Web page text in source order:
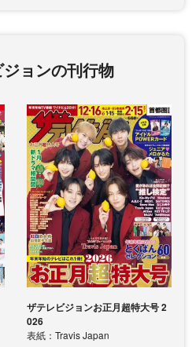
ョンの刊行物
ザテレビジョンお正月超特大号 2
026
表紙：Travis Japan